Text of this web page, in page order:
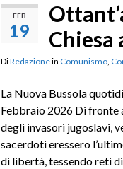
FEB
19
Chiesa
DiRedazionein Comunismo,
La Nuova Bussola
Febbraio 2026 Di fronte
degli invasori jugoslavi,
sacerdoti eressero
di libertà, tessendo reti